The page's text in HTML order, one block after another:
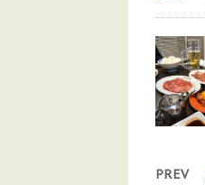
PREV